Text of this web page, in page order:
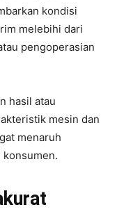
kondisi
melebihi dari
pengoperasian
hasil atau
mesin dan
menaruh